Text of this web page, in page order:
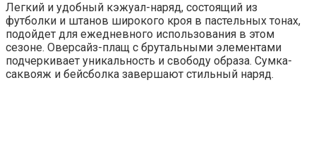
Легкий и удобный кэжуал-наряд, состоящий из
футболки и штанов широкого кроя в пастельных тонах,
подойдет для ежедневного использования в этом
сезоне. Оверсайз-плащ с брутальными элементами
подчеркивает уникальность и свободу образа. Сумка-
саквояж и бейсболка завершают стильный наряд.